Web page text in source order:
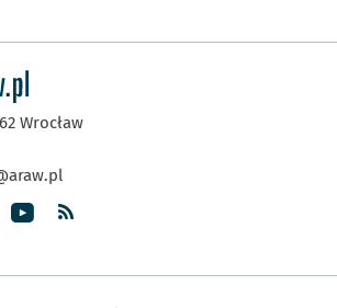
Wrocław